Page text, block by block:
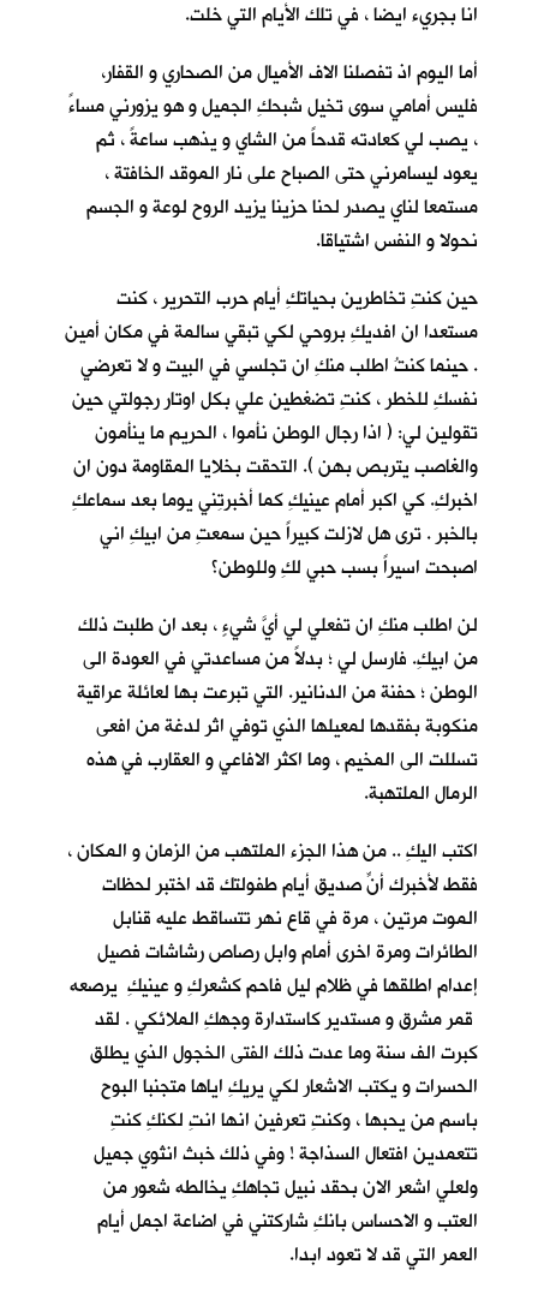
انا بجريء ايضا ، في تلك الأيام التي خلت.
أما اليوم اذ تفصلنا الاف الأميال من الصحاري و القفار،
فليس أمامي سوى تخيل شبحكِ الجميل و هو يزورني مساءً
، يصب لي كعادته قدحاً من الشاي و يذهب ساعةً ، ثم
يعود ليسامرني حتى الصباح على نار الموقد الخافتة ،
مستمعا لناي يصدر لحنا حزينا يزيد الروح لوعة و الجسم
نحولا و النفس اشتياقا.
حين كنتِ تخاطرين بحياتكِ أيام حرب التحرير ، كنت
مستعدا ان افديكِ بروحي لكي تبقي سالمة في مكان أمين
. حينما كنتُ اطلب منكِ ان تجلسي في البيت و لا تعرضي
نفسكِ للخطر ، كنتِ تضغطين علي بكل اوتار رجولتي حين
تقولين لي: ( اذا رجال الوطن نأموا ، الحريم ما ينأمون
والغاصب يتربص بهن ). التحقت بخلايا المقاومة دون ان
اخبركِ. كي اكبر أمام عينيكِ كما أخبرتِني يوما بعد سماعكِ
بالخبر . ترى هل لازلت كبيراً حين سمعتِ من ابيكِ اني
اصبحت اسيراً بسب حبي لكِ وللوطن؟
لن اطلب منكِ ان تفعلي لي أيَّ شيءٍ ، بعد ان طلبت ذلك
من ابيكِ. فارسل لي ؛ بدلاً من مساعدتي في العودة الى
الوطن ؛ حفنة من الدنانير. التي تبرعت بها لعائلة عراقية
منكوبة بفقدها لمعيلها الذي توفي اثر لدغة من افعى
تسللت الى المخيم ، وما اكثر الافاعي و العقارب في هذه
الرمال الملتهبة.
اكتب اليكِ .. من هذا الجزء الملتهب من الزمان و المكان ،
فقط لأخبرك أنّ صديق أيام طفولتكِ قد اختبر لحظات
الموت مرتين ، مرة في قاع نهر تتساقط عليه قنابل
الطائرات ومرة اخرى أمام وابل رصاص رشاشات فصيل
إعدام اطلقها في ظلام ليل فاحم كشعركِ و عينيكِ يرصعه
قمر مشرق و مستدير كاستدارة وجهكِ الملائكي . لقد
كبرت الف سنة وما عدت ذلك الفتى الخجول الذي يطلق
الحسرات و يكتب الاشعار لكي يريكِ اياها متجنبا البوح
باسم من يحبها ، وكنتِ تعرفين انها انتِ لكنكِ كنتِ
تتعمدين افتعال السذاجة ! وفي ذلك خبث انثوي جميل
ولعلي اشعر الان بحقد نبيل تجاهكِ يخالطه شعور من
العتب و الاحساس بانكِ شاركتني في اضاعة اجمل أيام
العمر التي قد لا تعود ابدا.